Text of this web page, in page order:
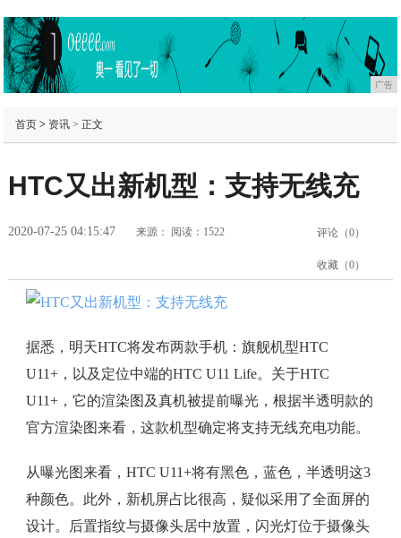
广告
首页> 资讯> 正文
HTC又出新机型：支持无线充
2020-07-25 04:15:47 来源： 阅读：1522 评论（0）
收藏（0）
据悉，明天HTC将发布两款手机：旗舰机型HTC
U11+，以及定位中端的HTC U11 Life。关于HTC
U11+，它的渲染图及真机被提前曝光，根据半透明款的
官方渲染图来看，这款机型确定将支持无线充电功能。
从曝光图来看，HTC U11+将有黑色，蓝色，半透明这3
种颜色。此外，新机屏占比很高，疑似采用了全面屏的
设计。后置指纹与摄像头居中放置，闪光灯位于摄像头